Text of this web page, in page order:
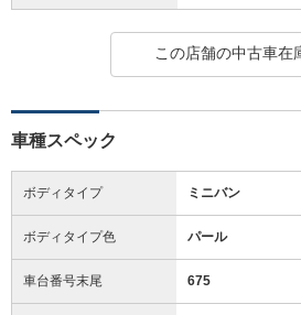
この店舗の中古車在
車種スペック
ボディタイプ ミニバン
ボディタイプ色 パール
車台番号末尾 675